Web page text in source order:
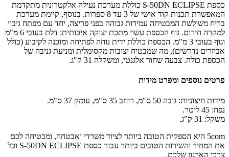
כספת S-50DN ECLIPSE כוללת מערכת נעילה אלקטרונית מתקדמת
המאפשרת תכנות קוד אישי של 3 עד 8 ספרות. בנוסף, קיימת מערכת
בריח משולשת המבטיחה עמידות גבוהה בפני פריצה, יחד עם מפתח גיבוי
למקרה חירום. גוף הכספת עשוי מתכת יצוקה איכותית: דלת בעובי 6 מ"מ
וגוף בעובי 3 מ"מ. הכספת כוללת ידית נוחה לפתיחה ומוכנה לקיבוע (כולל
אביזרים נדרשים), מה שמבטיח יציבות מקסימלית ומניעת גניבה של
הכספת כולה. צבעה שחור אלגנטי, ומשקלה 31 ק"ג.
פרטים נוספים ומפרט מידות
מידות חיצוניות: גובה 50 ס"מ, רוחב 35 ס"מ, עומק 37 ס"מ.
נפח: 45 ליטר.
משקל: 31 ק"ג.
5com היא הספקית הטובה ביותר לציוד משרדי ואבטחה, ומבטיחה לכם
את המחיר והשירות הטובים ביותר עבור כספת S-50DN ECLIPSE וכל
צרכי הארגון שלכם.